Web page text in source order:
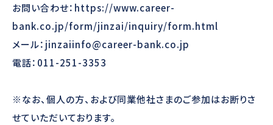
お問い合わせ： https://www.career-
bank.co.jp/form/jinzai/inquiry/form.html
メール： jinzaiinfo@career-bank.co.jp
電話：011-251-3353
※なお、個人の方、および同業他社さまのご参加はお断りさ
せていただいております。